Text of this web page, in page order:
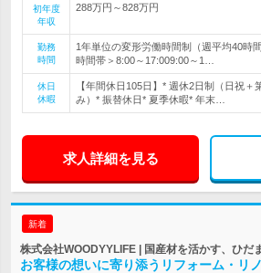
初年度
年収
288万円～828万円
勤務
時間
1年単位の変形労働時間制（週平均40時
時間帯＞8:00～17:009:00～1…
休日
休暇
【年間休日105日】* 週休2日制（日祝＋
み）* 振替休日* 夏季休暇* 年末…
求人詳細を見る
新着
株式会社WOODYYLIFE | 国産材を活かす、ひだ
お客様の想いに寄り添うリフォーム・リ